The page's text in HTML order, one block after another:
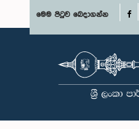
මෙම පිටුව බෙදාගන්න